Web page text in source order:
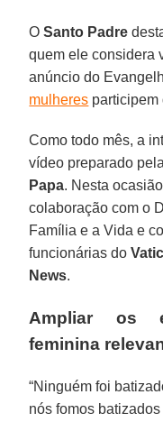
OSanto Padre
quem ele considera
anúncio do
mulheres
Como todo mês, a
vídeo preparado pela
Papa. Nesta
colaboração com o
Família e a Vida e
funcionárias do
News.
Ampliar os
feminina
“Ninguém foi
nós fomos